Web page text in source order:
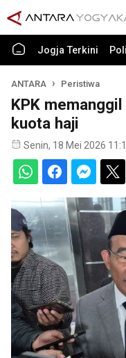
Jogja Terkini
ANTARA Peristiwa
KPK
kuota haji
Senin, 18 Mei 2026